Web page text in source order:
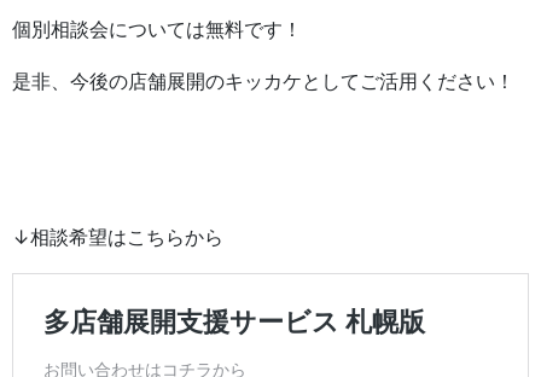
個別相談会については無料です！
是非、今後の店舗展開のキッカケとしてご活用ください！
↓相談希望はこちらから